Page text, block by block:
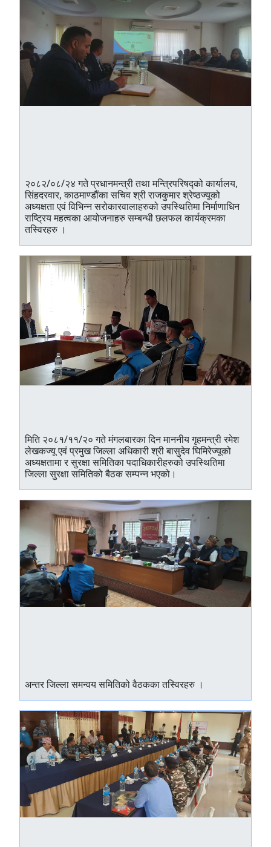
२०८२/०८/२४ गते प्रधानमन्त्री तथा मन्त्रिपरिषद्को कार्यालय,
सिंहदरवार, काठमाण्डौंका सचिव श्री राजकुमार श्रेष्ठज्यूको
अध्यक्षता एवं विभिन्न सरोकारवालाहरुको उपस्थितिमा निर्माणाधिन
राष्ट्रिय महत्वका आयोजनाहरु सम्बन्धी छलफल कार्यक्रमका
तस्विरहरु ।
मिति २०८१/११/२० गते मंगलबारका दिन माननीय गृहमन्त्री रमेश
लेखकज्यू एवं प्रमुख जिल्ला अधिकारी श्री बासुदेव घिमिरेज्यूको
अध्यक्षतामा र सुरक्षा समितिका पदाधिकारीहरुको उपस्थितिमा
जिल्ला सुरक्षा समितिको बैठक सम्पन्न भएको।
अन्तर जिल्ला समन्वय समितिको वैठकका तस्विरहरु ।